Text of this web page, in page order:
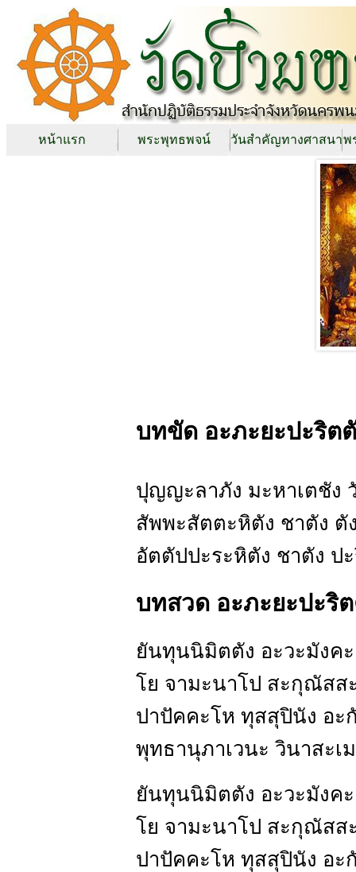
หน้าแรก พระพุทธพจน์ วันสำคัญทางศาสนาพ
บทขัด อะภะยะปะริต
ปุญญะลาภัง มะหาเตชัง
สัพพะสัตตะหิตัง ชาตัง ตั
อัตตัปปะระหิตัง ชาตัง ป
บทสวด อะภะยะปะริ
ยันทุนนิมิตตัง อะวะมังค
โย จามะนาโป สะกุณัสส
ปาปัคคะโห ทุสสุปินัง อะ
พุทธานุภาเวนะ วินาสะเ
ยันทุนนิมิตตัง อะวะมังค
โย จามะนาโป สะกุณัสส
ปาปัคคะโห ทุสสุปินัง อะ